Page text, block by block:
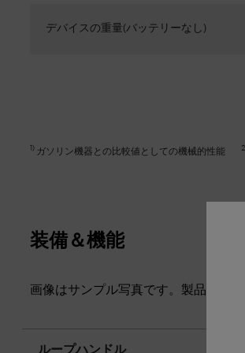
デバイスの重量(バッテリーなし)
1) ガソリン機器との比較値としての機械的性能 2
装備＆機能
画像はサンプル写真です。製品の外